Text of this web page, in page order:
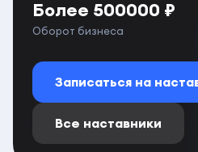
Более 500000 ₽
Оборот бизнеса
Записаться на
Все наставники